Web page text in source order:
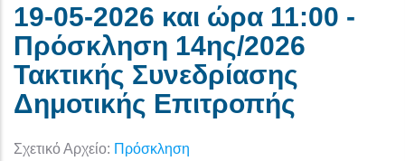
19-05-2026 και ώρα 11:00 -
Πρόσκληση 14ης/2026
Τακτικής Συνεδρίασης
Δημοτικής Επιτροπής
Σχετικό Αρχείο: Πρόσκληση